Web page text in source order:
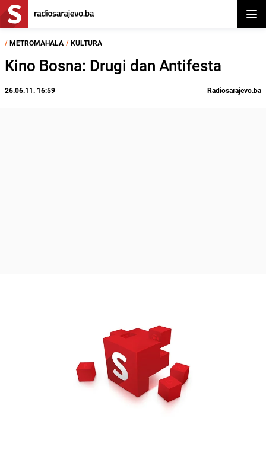
/ METROMAHALA / KULTURA
Kino Bosna: Drugi dan Antifesta
26.06.11. 16:59 Radiosarajevo.ba